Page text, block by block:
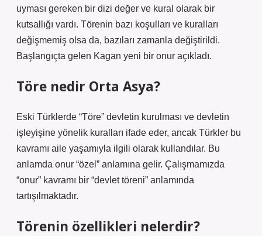
uyması gereken bir dizi değer ve kural olarak bir
kutsallığı vardı. Törenin bazı koşulları ve kuralları
değişmemiş olsa da, bazıları zamanla değiştirildi.
Başlangıçta gelen Kagan yeni bir onur açıkladı.
Töre nedir Orta Asya?
Eski Türklerde “Töre” devletin kurulması ve devletin
işleyişine yönelik kuralları ifade eder, ancak Türkler bu
kavramı aile yaşamıyla ilgili olarak kullandılar. Bu
anlamda onur “özel” anlamına gelir. Çalışmamızda
“onur” kavramı bir “devlet töreni” anlamında
tartışılmaktadır.
Törenin özellikleri nelerdir?